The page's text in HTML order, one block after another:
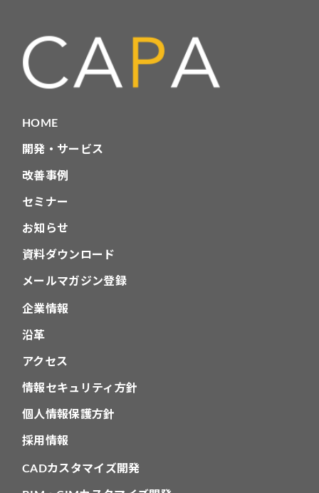
ー
シ
ンHOME
開発・サービス
改善事例
セミナー
お知らせ
資料ダウンロード
メールマガジン登録
企業情報
沿革
アクセス
情報セキュリティ方針
個人情報保護方針
採用情報
CADカスタマイズ開発